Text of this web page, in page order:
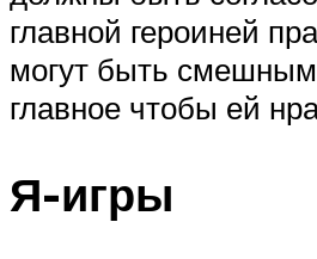
главной героиней
могут быть
главное чтобы ей
Я-игры